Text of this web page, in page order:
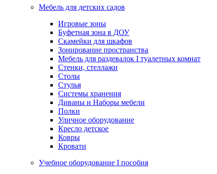
Мебель для детских садов
Игровые зоны
Буфетная зона в ДОУ
Скамейки для шкафов
Зонирование пространства
Мебель для раздевалок I туалетных комнат
Стенки, стеллажи
Столы
Стулья
Системы хранения
Диваны и Наборы мебели
Полки
Уличное оборудование
Кресло детское
Ковры
Кровати
Учебное оборудование I пособия